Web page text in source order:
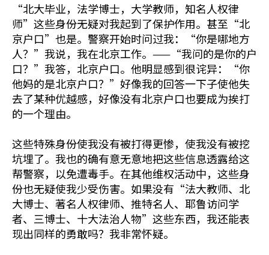
“北大毕业，法学博士，大学教师，知名人权律
师”这些身份无疑对我起到了保护作用。甚至“北
京户口”也是。警察开始时问过我：“你是哪地方
人？”我说，我在北京工作。——“我问的是你的户
口？”我答，北京户口。他明显感到很诧异：“你
他妈的是北京户口？”好像我的回答一下子使他失
去了某种优越感，好像没有北京户口也要成为挨打
的一个理由。
这些特殊身份使我没有被打得更惨，使我没有被挖
坑埋了。我也的确有意无意地把这些信息透露给这
帮警察，以免遭毒手。在其他维权活动中，这些身
份也无疑使我少受伤害。如果没有“法大教师、北
大博士、著名人权律师、推特名人、耶鲁访问学
者、三博士、十大法治人物”这些东西，我还能表
现出同样的勇敢吗？我非常怀疑。